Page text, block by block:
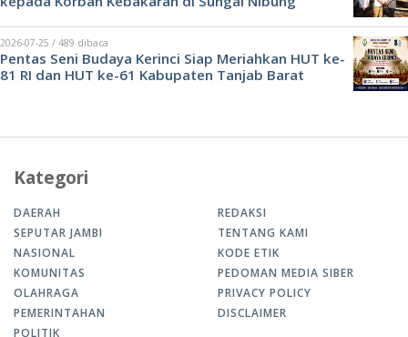
2026-07-25 / 489 dibaca
Pentas Seni Budaya Kerinci Siap Meriahkan HUT ke-
81 RI dan HUT ke-61 Kabupaten Tanjab Barat
Kategori
DAERAH
SEPUTAR JAMBI
NASIONAL
KOMUNITAS
OLAHRAGA
PEMERINTAHAN
POLITIK
REDAKSI
TENTANG KAMI
KODE ETIK
PEDOMAN MEDIA SIBER
PRIVACY POLICY
DISCLAIMER